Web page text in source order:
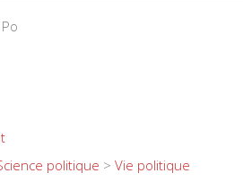
politique > Vie politique